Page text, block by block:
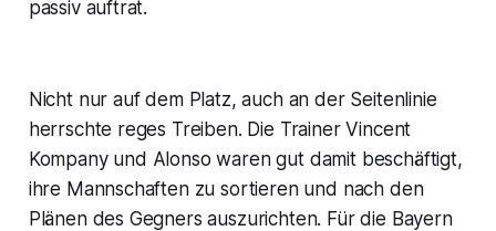
passiv auftrat.
Nicht nur auf dem Platz, auch an der Seitenlinie
herrschte reges Treiben. Die Trainer Vincent
Kompany und Alonso waren gut damit beschäftigt,
ihre Mannschaften zu sortieren und nach den
Plänen des Gegners auszurichten. Für die Bayern